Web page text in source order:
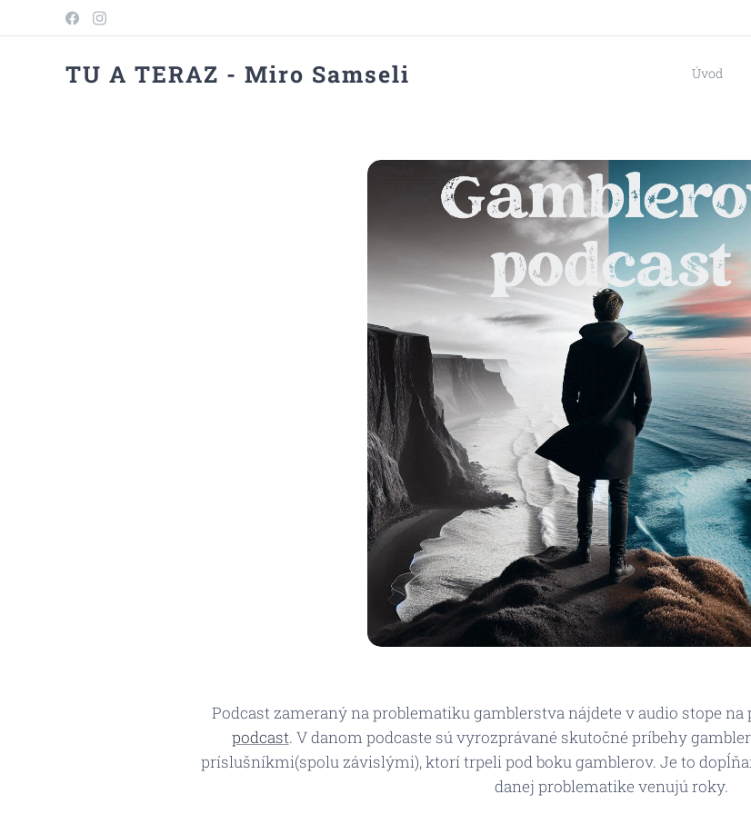
TU A TERAZ - Miro Samseli Úvod
Podcast zameraný na problematiku gamblerstva nájdete v audio stope
podcast. V danom podcaste sú vyrozprávané skutočné príbehy
príslušníkmi(spolu závislými), ktorí trpeli pod boku gamblerov. Je to
danej problematike venujú roky.